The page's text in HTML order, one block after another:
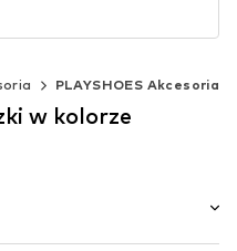
PLAYSHOES Akcesoria
w kolorze